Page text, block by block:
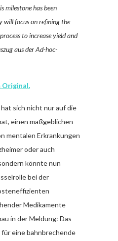
milestone has been
will focus on refining the
to increase yield and
aus der Ad-hoc-
Original.
sich nicht nur auf die
einen maßgeblichen
mentalen Erkrankungen
oder auch
könnte nun
bei der
Medikamente
in der Meldung: Das
eine bahnbrechende